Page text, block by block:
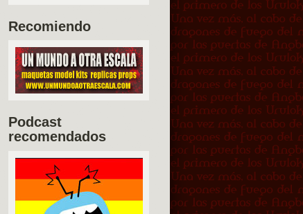
Recomiendo
Podcast
recomendados